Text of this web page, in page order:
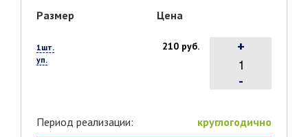
Размер Цена
1шт.
уп.
210 руб.
-
+
Период реализации: круглогодично